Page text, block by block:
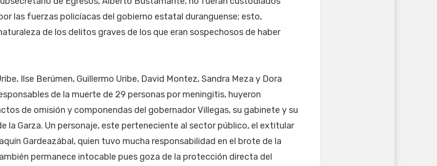
las fuerzas policíacas del gobierno estatal duranguense; esto,
de los delitos graves de los que eran sospechosos de haber
Ilse Berúmen, Guillermo Uribe, David Montez, Sandra Meza y Dora
de la muerte de 29 personas por meningitis, huyeron
de omisión y componendas del gobernador Villegas, su gabinete y su
la Garza. Un personaje, este perteneciente al sector público, el extitular
Gardeazábal, quien tuvo mucha responsabilidad en el brote de la
permanece intocable pues goza de la protección directa del